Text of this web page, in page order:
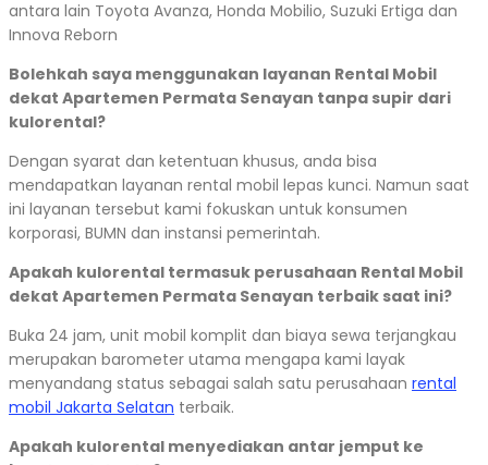
antara lain Toyota Avanza, Honda Mobilio, Suzuki Ertiga dan
Innova Reborn
Bolehkah saya menggunakan layanan Rental Mobil
dekat Apartemen Permata Senayan tanpa supir dari
kulorental?
Dengan syarat dan ketentuan khusus, anda bisa
mendapatkan layanan rental mobil lepas kunci. Namun saat
ini layanan tersebut kami fokuskan untuk konsumen
korporasi, BUMN dan instansi pemerintah.
Apakah kulorental termasuk perusahaan Rental Mobil
dekat Apartemen Permata Senayan terbaik saat ini?
Buka 24 jam, unit mobil komplit dan biaya sewa terjangkau
merupakan barometer utama mengapa kami layak
menyandang status sebagai salah satu perusahaan rental
mobil Jakarta Selatan terbaik.
Apakah kulorental menyediakan antar jemput ke